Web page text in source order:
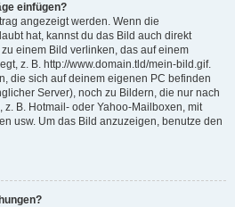
einfügen?
angezeigt werden. Wenn die
hat, kannst du das Bild auch direkt
einem Bild verlinken, das auf einem
z. B. http://www.domain.tld/mein-bild.gif.
die sich auf deinem eigenen PC befinden
Server), noch zu Bildern, die nur nach
B. Hotmail- oder Yahoo-Mailboxen, mit
usw. Um das Bild anzuzeigen, benutze den